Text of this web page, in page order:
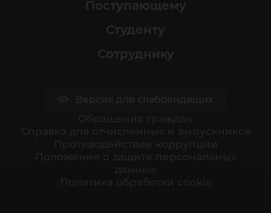
Поступающему
Студенту
Сотруднику